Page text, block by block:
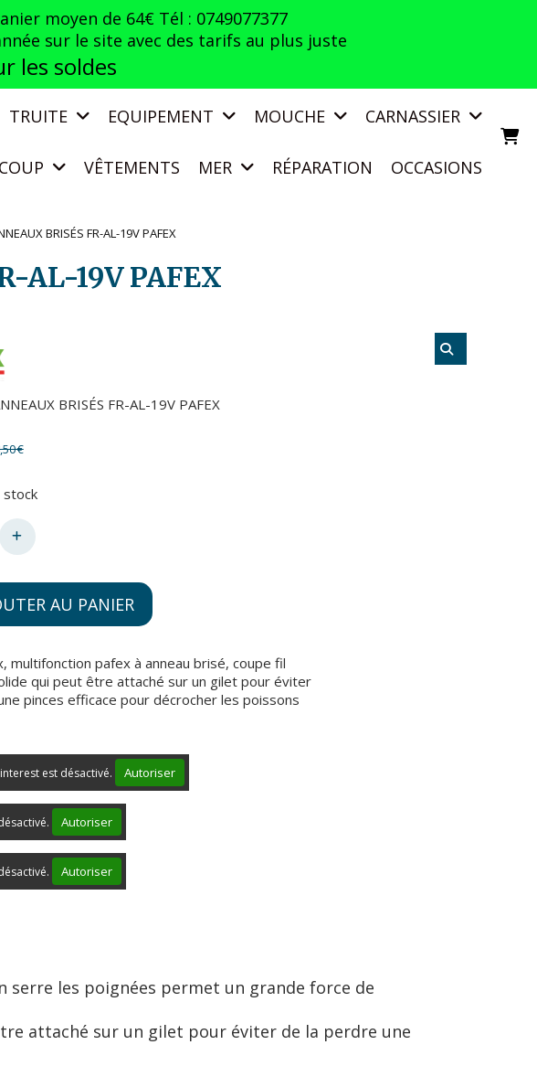
moyen de 64€ Tél : 0749077377
sur le site avec des tarifs au plus juste
les soldes
TRUITE EQUIPEMENT MOUCHE CARNASSIER
VÊTEMENTS MER RÉPARATION OCCASIONS
BRISÉS FR-AL-19V PAFEX
AL-19V PAFEX
BRISÉS FR-AL-19V PAFEX
€
AU PANIER
multifonction pafex à anneau brisé, coupe fil
qui peut être attaché sur un gilet pour éviter
pinces efficace pour décrocher les poissons
est désactivé. Autoriser
Autoriser
Autoriser
serre les poignées permet un grande force de
attaché sur un gilet pour éviter de la perdre une